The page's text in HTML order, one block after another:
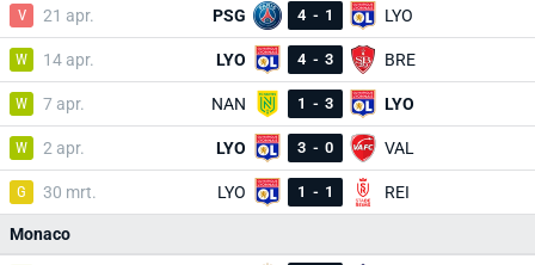
V 21 apr. PSG 4 - 1 LYO
W 14 apr. LYO 4 - 3 BRE
W 7 apr. NAN 1 - 3 LYO
W 2 apr. LYO 3 - 0 VAL
G 30 mrt. LYO 1 - 1 REI
Monaco